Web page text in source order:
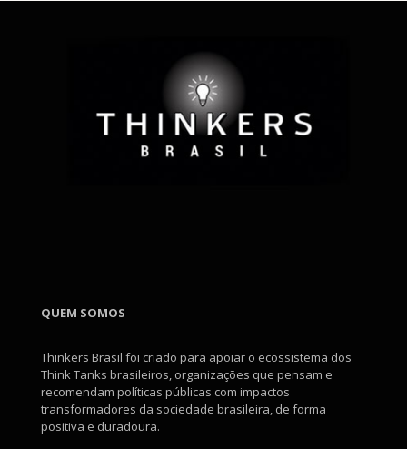
QUEM SOMOS
Thinkers Brasil foi criado para apoiar o ecossistema dos
Think Tanks brasileiros, organizações que pensam e
recomendam políticas públicas com impactos
transformadores da sociedade brasileira, de forma
positiva e duradoura.